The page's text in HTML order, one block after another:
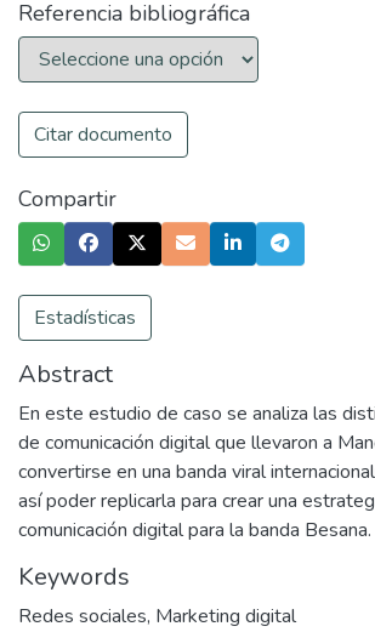
Referencia bibliográfica
Citar documento
Compartir
Estadísticas
Abstract
En este estudio de caso se analiza las
de comunicación digital que llevaron a
convertirse en una banda viral
así poder replicarla para crear una
comunicación digital para la banda Besana.
Keywords
Redes sociales, Marketing digital